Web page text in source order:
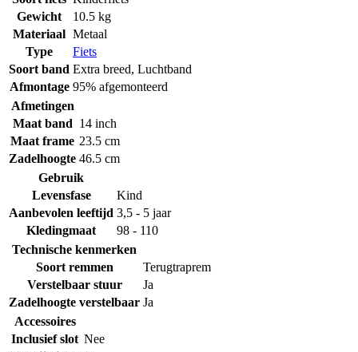
Gewicht
10.5 kg
Materiaal Metaal
Type
Fiets
Soort band Extra breed, Luchtband
Afmontage 95% afgemonteerd
Afmetingen
Maat band 14 inch
Maat frame 23.5 cm
Zadelhoogte 46.5 cm
Gebruik
Levensfase
Kind
Aanbevolen leeftijd 3,5 - 5 jaar
Kledingmaat
98 - 110
Technische kenmerken
Soort remmen
Terugtraprem
Verstelbaar stuur
Ja
Zadelhoogte verstelbaar Ja
Accessoires
Inclusief slot Nee